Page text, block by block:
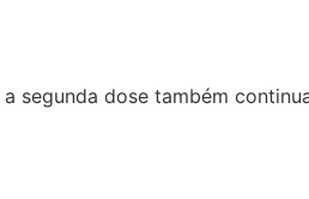
dose também